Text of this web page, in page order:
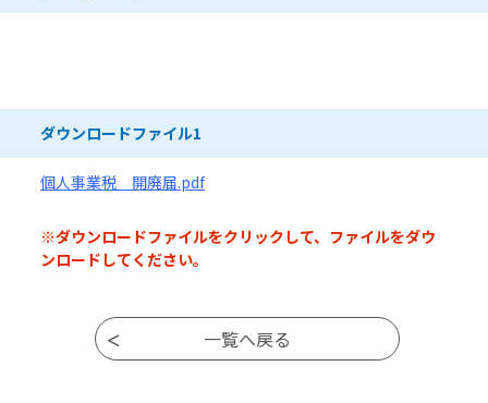
ダウンロードファイル1
個人事業税 開廃届.pdf
※ダウンロードファイルをクリックして、ファイルをダウ
ンロードしてください。